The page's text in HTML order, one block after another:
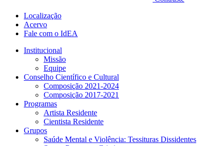
Localização
Acervo
Fale com o IdEA
Institucional
Missão
Equipe
Conselho Científico e Cultural
Composição 2021-2024
Composição 2017-2021
Programas
Artista Residente
Cientista Residente
Grupos
Saúde Mental e Violência: Tessituras Dissidentes